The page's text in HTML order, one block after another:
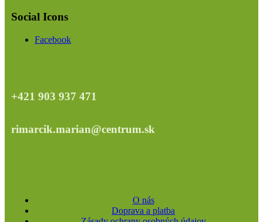
Social Icons
Facebook
+421 903 937 471
rimarcik.marian@centrum.sk
O nás
Doprava a platba